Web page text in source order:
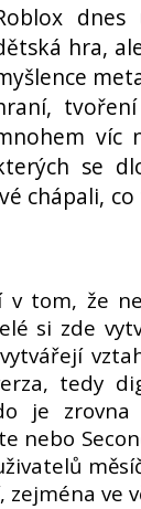
hra,
víc
se
chápali,
v tom, že
si zde
tedy
je zrovna
nebo
ve